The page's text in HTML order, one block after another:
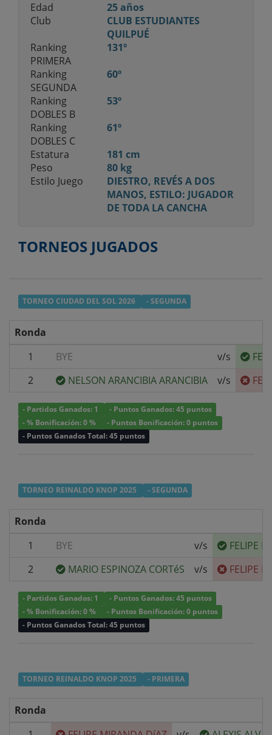
Edad
25 años
Club
CLUB ESTUDIANTES
QUILPUÉ
Ranking
PRIMERA
131º
Ranking
SEGUNDA
60º
Ranking
DOBLES B
53º
Ranking
DOBLES C
61º
Estatura
181 cm
Peso
80 kg
Estilo Juego
DIESTRO, REVÉS A DOS
MANOS, ESTILO: JUGADOR
DE TODA LA CANCHA
TORNEOS JUGADOS
TORNEO CIUDAD DEL SOL 2026 - SEGUNDA
Ronda
1
BYE v/s
2
NELSON ARANCIBIA ARANCIBIA v/s
- Partidos Ganados: 1
- Puntos Ganados: 45 puntos
- % Bonificación: 0 %
- Puntos Bonificación: 0 puntos
- Puntos Ganados Total: 45 puntos
TORNEO REINALDO KNOP 2025 - SEGUNDA
Ronda
1
BYE v/s
FELIPE
2
MARIO ESPINOZA CORTéS v/s FELIPE
- Partidos Ganados: 1
- Puntos Ganados: 45 puntos
- % Bonificación: 0 %
- Puntos Bonificación: 0 puntos
- Puntos Ganados Total: 45 puntos
TORNEO REINALDO KNOP 2025 - PRIMERA
Ronda